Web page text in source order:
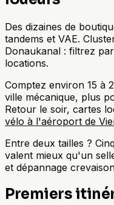
Des dizaines de
tandems et VAE.
Donaukanal : filtrez
locations.
Comptez environ 15 à
ville mécanique, plus
Retour le soir, cartes
vélo à l'aéroport de
Entre deux tailles ?
valent mieux qu'un
et dépannage
Premiers